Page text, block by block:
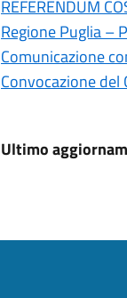
REFERENDUM
Regione Puglia –
Comunicazione
Convocazione del
Ultimo